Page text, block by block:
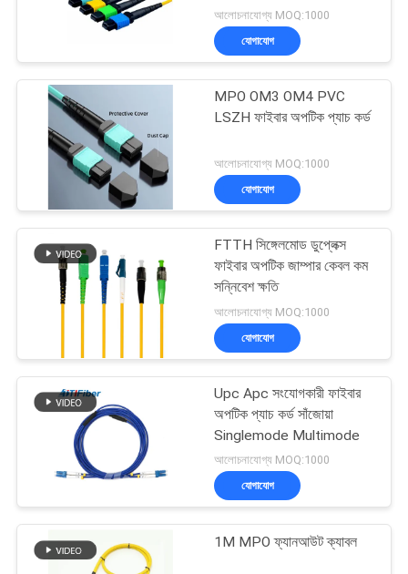
জাম্পার
আলোচনাযোগ্য MOQ:1000
যোগাযোগ
MPO OM3 OM4 PVC
LSZH ফাইবার অপটিক প্যাচ কর্ড
আলোচনাযোগ্য MOQ:1000
যোগাযোগ
FTTH সিঙ্গেলমোড ডুপ্লেক্স
ফাইবার অপটিক জাম্পার কেবল কম
সন্নিবেশ ক্ষতি
আলোচনাযোগ্য MOQ:1000
যোগাযোগ
Upc Apc সংযোগকারী ফাইবার
অপটিক প্যাচ কর্ড সাঁজোয়া
Singlemode Multimode
আলোচনাযোগ্য MOQ:1000
যোগাযোগ
1M MPO ফ্যানআউট ক্যাবল